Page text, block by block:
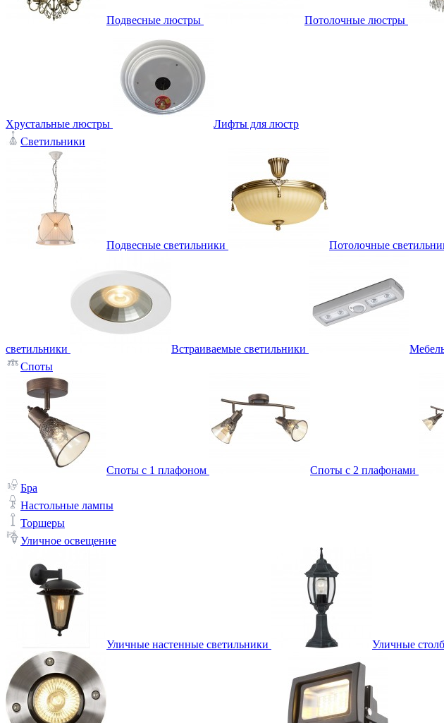
Подвесные люстры Потолочные люстры
Хрустальные люстры
Лифты для люстр
Светильники
Подвесные светильники Потолочные
светильники Встраиваемые светильники
Споты
Споты с 1 плафоном Споты с 2 плафонами
Бра
Настольные лампы
Торшеры
Уличное освещение
Уличные настенные светильники Уличные